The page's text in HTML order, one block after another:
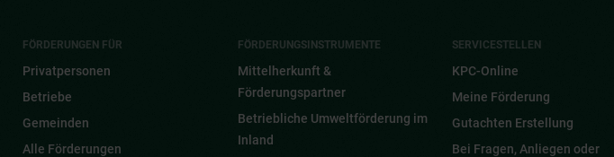
FÖRDERUNGEN FÜR
Privatpersonen
Betriebe
Gemeinden
Alle Förderungen
FÖRDERUNGSINSTRUMENTE
Mittelherkunft &
Förderungspartner
Betriebliche Umweltförderung im
Inland
SERVICESTELLEN
KPC-Online
Meine Förderung
Gutachten Erstellung
Bei Fragen, Anliegen oder